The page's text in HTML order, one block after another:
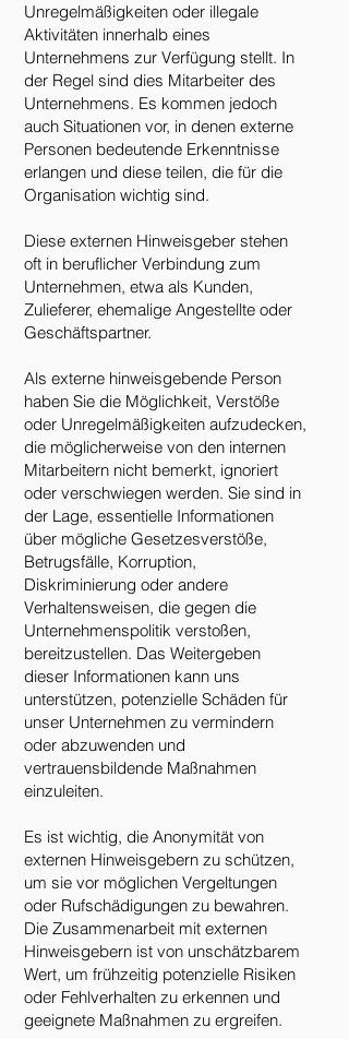
Unregelmäßigkeiten oder illegale
Aktivitäten innerhalb eines
Unternehmens zur Verfügung stellt. In
der Regel sind dies Mitarbeiter des
Unternehmens. Es kommen jedoch
auch Situationen vor, in denen externe
Personen bedeutende Erkenntnisse
erlangen und diese teilen, die für die
Organisation wichtig sind.
Diese externen Hinweisgeber stehen
oft in beruflicher Verbindung zum
Unternehmen, etwa als Kunden,
Zulieferer, ehemalige Angestellte oder
Geschäftspartner.
Als externe hinweisgebende Person
haben Sie die Möglichkeit, Verstöße
oder Unregelmäßigkeiten aufzudecken,
die möglicherweise von den internen
Mitarbeitern nicht bemerkt, ignoriert
oder verschwiegen werden. Sie sind in
der Lage, essentielle Informationen
über mögliche Gesetzesverstöße,
Betrugsfälle, Korruption,
Diskriminierung oder andere
Verhaltensweisen, die gegen die
Unternehmenspolitik verstoßen,
bereitzustellen. Das Weitergeben
dieser Informationen kann uns
unterstützen, potenzielle Schäden für
unser Unternehmen zu vermindern
oder abzuwenden und
vertrauensbildende Maßnahmen
einzuleiten.
Es ist wichtig, die Anonymität von
externen Hinweisgebern zu schützen,
um sie vor möglichen Vergeltungen
oder Rufschädigungen zu bewahren.
Die Zusammenarbeit mit externen
Hinweisgebern ist von unschätzbarem
Wert, um frühzeitig potenzielle Risiken
oder Fehlverhalten zu erkennen und
geeignete Maßnahmen zu ergreifen.